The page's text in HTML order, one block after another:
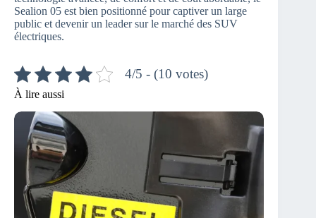
Sealion 05 est bien positionné pour captiver un large
public et devenir un leader sur le marché des SUV
électriques.
4/5 - (10 votes)
À lire aussi